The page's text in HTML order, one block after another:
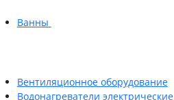
Ванны
Вентиляционное оборудование
Водонагреватели электрические